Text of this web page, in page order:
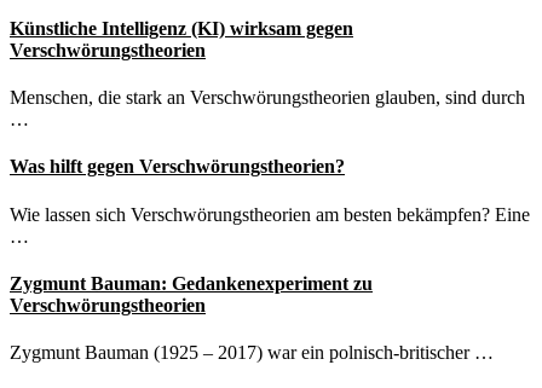
Künstliche Intelligenz (KI) wirksam gegen
Verschwörungstheorien
Menschen, die stark an Verschwörungstheorien glauben, sind durch
…
Was hilft gegen Verschwörungstheorien?
Wie lassen sich Verschwörungstheorien am besten bekämpfen? Eine
…
Zygmunt Bauman: Gedankenexperiment zu
Verschwörungstheorien
Zygmunt Bauman (1925 – 2017) war ein polnisch-britischer …